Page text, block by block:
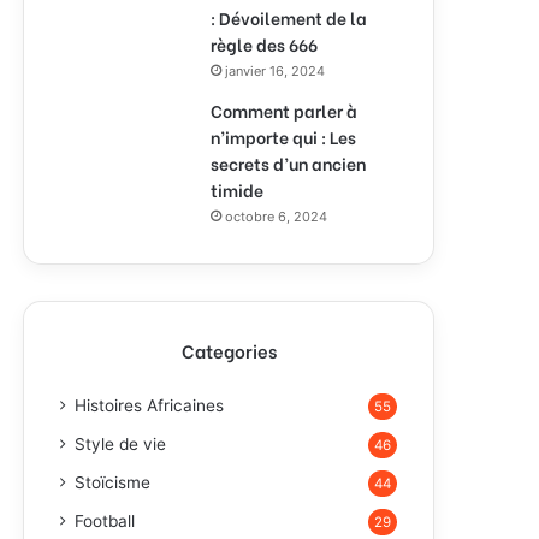
: Dévoilement de la
règle des 666
janvier 16, 2024
Comment parler à
n’importe qui : Les
secrets d’un ancien
timide
octobre 6, 2024
Categories
Histoires Africaines 55
Style de vie 46
Stoïcisme 44
Football 29